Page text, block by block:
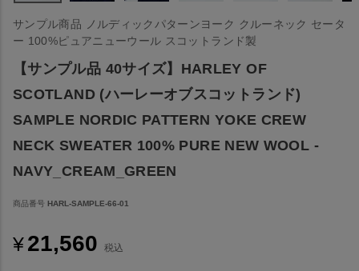
サンプル商品 ノルディックパターンヨーク クルーネック セータ
ー 100%ピュアニューウール スコットランド製
【サンプル品 40サイズ】HARLEY OF
SCOTLAND (ハーレーオブスコットランド)
SAMPLE NORDIC PATTERN YOKE CREW
NECK SWEATER 100% PURE NEW WOOL -
NAVY_CREAM_GREEN
商品番号 HARL-SAMPLE-66-01
¥21,560 税込